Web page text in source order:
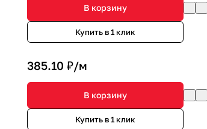
В корзину
Купить в 1 клик
385.10 ₽/м
В корзину
Купить в 1 клик